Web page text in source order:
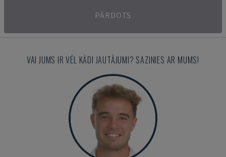
PĀRDOTS
VAI JUMS IR VĒL KĀDI JAUTĀJUMI? SAZINIES AR MUMS!